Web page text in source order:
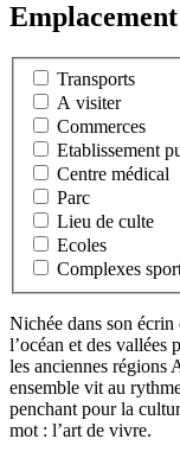
Transports
A visiter
Commerces
Etablissement
Centre médical
Parc
Lieu de culte
Ecoles
Complexes
Nichée dans son
l’océan et des
les anciennes régions
ensemble vit au
penchant pour la
mot : l’art de vivre.